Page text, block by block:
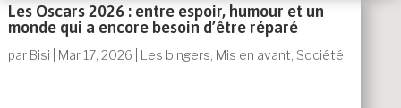
Les Oscars 2026 : entre espoir, humour et un
monde qui a encore besoin d’être réparé
par Bisi Mar 17, 2026 Les bingers Mis en avant Société